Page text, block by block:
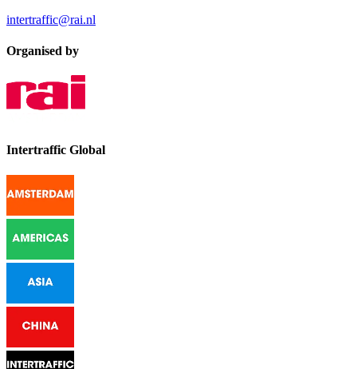
intertraffic@rai.nl
Organised by
Intertraffic Global